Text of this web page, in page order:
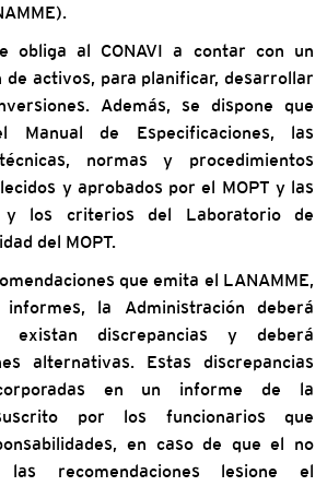
obliga al CONAVI a contar con un
de activos, para planificar, desarrollar
Además, se dispone que
Manual de Especificaciones, las
normas y procedimientos
y aprobados por el MOPT y las
y los criterios del Laboratorio de
del MOPT.
que emita el LANAMME,
la Administración deberá
existan discrepancias y deberá
alternativas. Estas discrepancias
en un informe de la
por los funcionarios que
en caso de que el no
recomendaciones lesione el